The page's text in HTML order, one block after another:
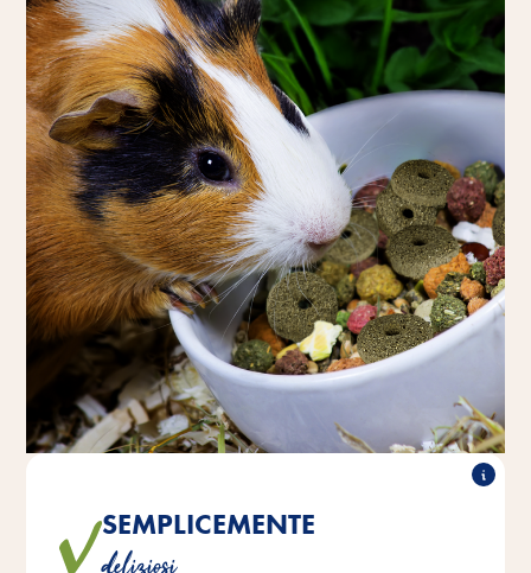
SEMPLICEMENTE
Questi deliziosi anelli con erba medica e fleolo pratense
portano dal prato alla ciotola tanti deliziosi ingredienti.